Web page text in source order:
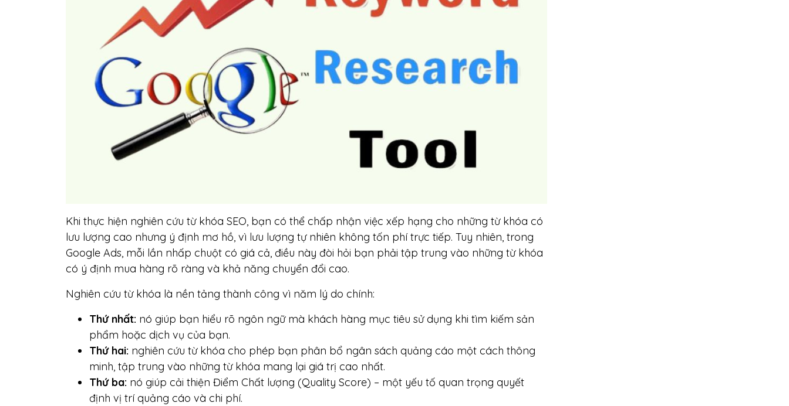
Khi thực hiện nghiên cứu từ khóa SEO, bạn có thể chấp nhận việc xếp hạng cho những từ khóa có
lưu lượng cao nhưng ý định mơ hồ, vì lưu lượng tự nhiên không tốn phí trực tiếp. Tuy nhiên, trong
Google Ads, mỗi lần nhấp chuột có giá cả, điều này đòi hỏi bạn phải tập trung vào những từ khóa
có ý định mua hàng rõ ràng và khả năng chuyển đổi cao.
Nghiên cứu từ khóa là nền tảng thành công vì năm lý do chính:
Thứ nhất: nó giúp bạn hiểu rõ ngôn ngữ mà khách hàng mục tiêu sử dụng khi tìm kiếm sản
phẩm hoặc dịch vụ của bạn.
Thứ hai: nghiên cứu từ khóa cho phép bạn phân bổ ngân sách quảng cáo một cách thông
minh, tập trung vào những từ khóa mang lại giá trị cao nhất.
Thứ ba: nó giúp cải thiện Điểm Chất lượng (Quality Score) – một yếu tố quan trọng quyết
định vị trí quảng cáo và chi phí.